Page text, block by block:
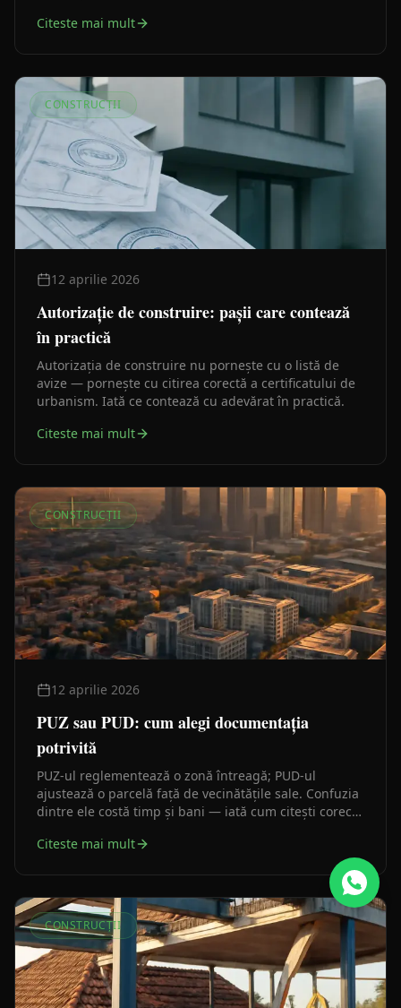
prevede legea și ce le prelungește în practică.
Citeste mai mult
CONSTRUCȚII
12 aprilie 2026
Autorizație de construire: pașii care contează
în practică
Autorizația de construire nu pornește cu o listă de
avize — pornește cu citirea corectă a certificatului de
urbanism. Iată ce contează cu adevărat în practică.
Citeste mai mult
CONSTRUCȚII
12 aprilie 2026
PUZ sau PUD: cum alegi documentația
potrivită
PUZ-ul reglementează o zonă întreagă; PUD-ul
ajustează o parcelă față de vecinătățile sale. Confuzia
dintre ele costă timp și bani — iată cum citești corect
drum mergi.
Citeste mai mult
CONSTRUCȚII